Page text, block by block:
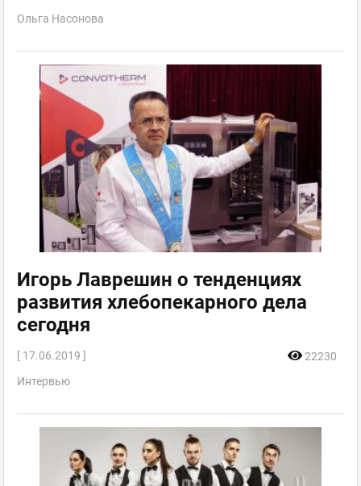
Ольга Насонова
Игорь Лаврешин о тенденциях
развития хлебопекарного дела
сегодня
[ 17.06.2019 ]
22230
Интервью